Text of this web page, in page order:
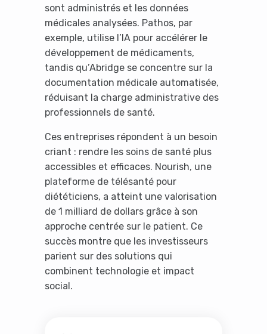
sont administrés et les données
médicales analysées. Pathos, par
exemple, utilise l’IA pour accélérer le
développement de médicaments,
tandis qu’Abridge se concentre sur la
documentation médicale automatisée,
réduisant la charge administrative des
professionnels de santé.
Ces entreprises répondent à un besoin
criant : rendre les soins de santé plus
accessibles et efficaces. Nourish, une
plateforme de télésanté pour
diététiciens, a atteint une valorisation
de 1 milliard de dollars grâce à son
approche centrée sur le patient. Ce
succès montre que les investisseurs
parient sur des solutions qui
combinent technologie et impact
social.